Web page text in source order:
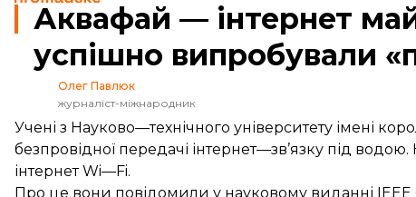
Аквафай — інтернет
успішно випробували
Олег Павлюк
журналіст-міжнародник
Учені з Науково—технічного університету імені
безпровідної передачі інтернет—зв’язку під
інтернет Wi—Fi.
Про це вони повідомили у науковому виданні